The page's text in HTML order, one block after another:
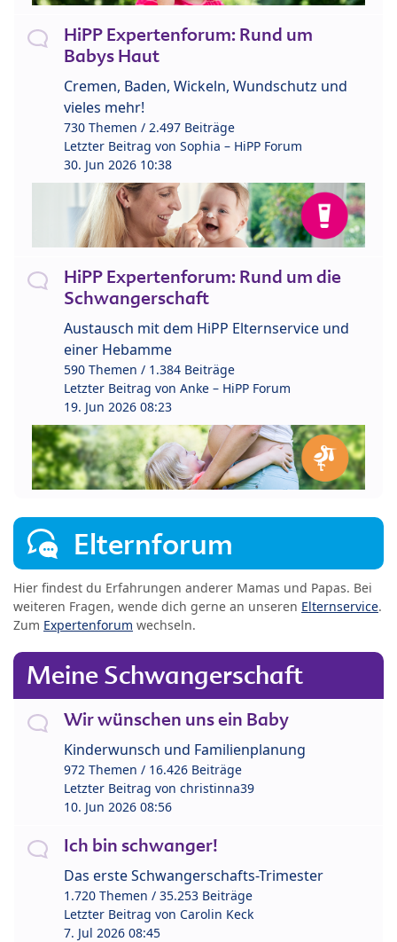
HiPP Expertenforum: Rund um
Babys Haut
Cremen, Baden, Wickeln, Wundschutz und
vieles mehr!
730 Themen / 2.497 Beiträge
Letzter Beitrag von Sophia – HiPP Forum
30. Jun 2026 10:38
HiPP Expertenforum: Rund um die
Schwangerschaft
Austausch mit dem HiPP Elternservice und
einer Hebamme
590 Themen / 1.384 Beiträge
Letzter Beitrag von Anke – HiPP Forum
19. Jun 2026 08:23
Elternforum
Hier findest du Erfahrungen anderer Mamas und Papas. Bei
weiteren Fragen, wende dich gerne an unseren Elternservice.
Zum Expertenforum wechseln.
Meine Schwangerschaft
Wir wünschen uns ein Baby
Kinderwunsch und Familienplanung
972 Themen / 16.426 Beiträge
Letzter Beitrag von christinna39
10. Jun 2026 08:56
Ich bin schwanger!
Das erste Schwangerschafts-Trimester
1.720 Themen / 35.253 Beiträge
Letzter Beitrag von Carolin Keck
7. Jul 2026 08:45